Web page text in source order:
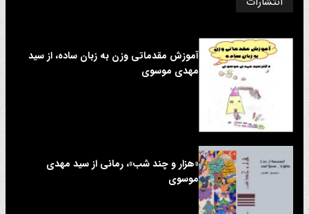
آموزش مقدماتی وزن به زبان ساده، از سید
مهدی موسوی
«هزار و چند شب»، رمانی از سید مهدی
موسوی